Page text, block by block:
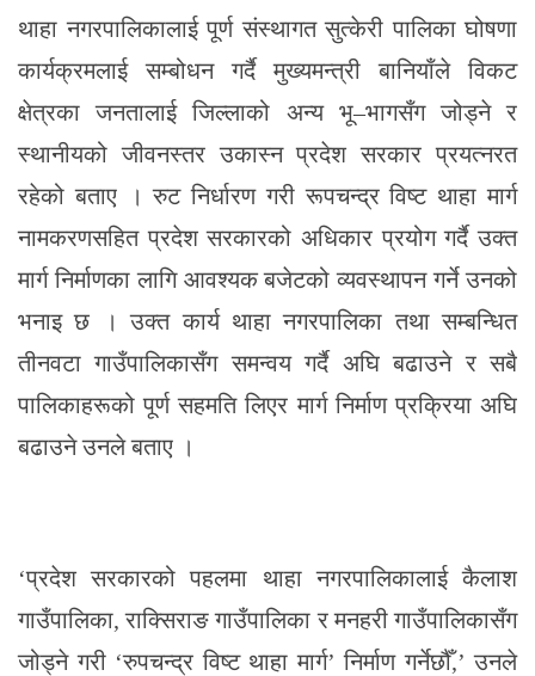
थाहा नगरपालिकालाई पूर्ण संस्थागत सुत्केरी पालिका घोषणा
कार्यक्रमलाई सम्बोधन गर्दै मुख्यमन्त्री बानियाँले विकट
क्षेत्रका जनतालाई जिल्लाको अन्य भू–भागसँग जोड्ने र
स्थानीयको जीवनस्तर उकास्न प्रदेश सरकार प्रयत्नरत
रहेको बताए । रुट निर्धारण गरी रूपचन्द्र विष्ट थाहा मार्ग
नामकरणसहित प्रदेश सरकारको अधिकार प्रयोग गर्दै उक्त
मार्ग निर्माणका लागि आवश्यक बजेटको व्यवस्थापन गर्ने उनको
भनाइ छ । उक्त कार्य थाहा नगरपालिका तथा सम्बन्धित
तीनवटा गाउँपालिकासँग समन्वय गर्दै अघि बढाउने र सबै
पालिकाहरूको पूर्ण सहमति लिएर मार्ग निर्माण प्रक्रिया अघि
बढाउने उनले बताए ।
‘प्रदेश सरकारको पहलमा थाहा नगरपालिकालाई कैलाश
गाउँपालिका, राक्सिराङ गाउँपालिका र मनहरी गाउँपालिकासँग
जोड्ने गरी ‘रुपचन्द्र विष्ट थाहा मार्ग’ निर्माण गर्नेछौँ,’ उनले